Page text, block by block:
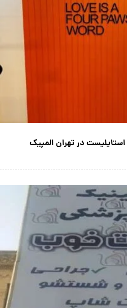
در تهران المپیک